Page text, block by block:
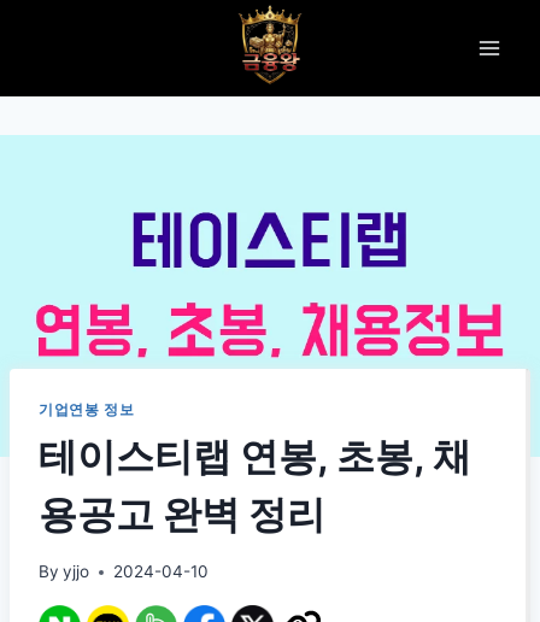
기업연봉 정보
테이스티랩 연봉, 초봉, 채
용공고 완벽 정리
By yjjo 2024-04-10